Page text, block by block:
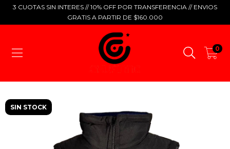
3 CUOTAS SIN INTERES // 10% OFF POR TRANSFERENCIA // ENVIOS
GRATIS A PARTIR DE $160.000
0
SIN STOCK